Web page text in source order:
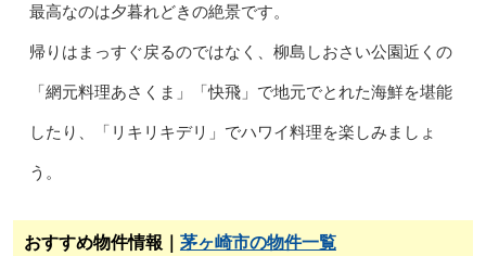
最高なのは夕暮れどきの絶景です。
帰りはまっすぐ戻るのではなく、柳島しおさい公園近くの
「網元料理あさくま」「快飛」で地元でとれた海鮮を堪能
したり、「リキリキデリ」でハワイ料理を楽しみましょ
う。
おすすめ物件情報｜ 茅ヶ崎市の物件一覧